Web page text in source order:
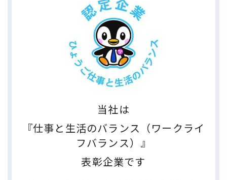
当社は
『仕事と生活のバランス（ワークライ
フバランス）』
表彰企業です